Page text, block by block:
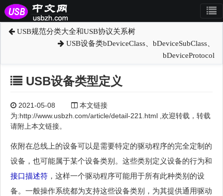
USB规范分类大全和USB协议关系树
USB设备类bDeviceClass、bDeviceSubClass、
bDeviceProtocol
USB设备类型定义
2021-05-08
本文链接
为:http://www.usbzh.com/article/detail-221.html ,欢迎转载，转载
请附上本文链接。
依附在总线上的设备可以是需要特定的驱动程序的完全定制的
设备，也可能属于某个设备类别。这些类别定义设备的行为和
接口描述符 ，这样一个驱动程序可能用于所有此种类别的设
备。一般操作系统都为支持这些设备类别，为其提供通用驱动